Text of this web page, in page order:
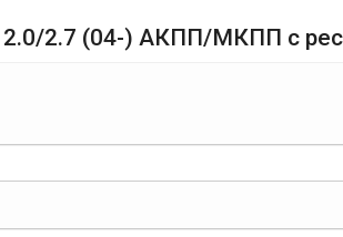
2.7 (04-) АКПП/МКПП с